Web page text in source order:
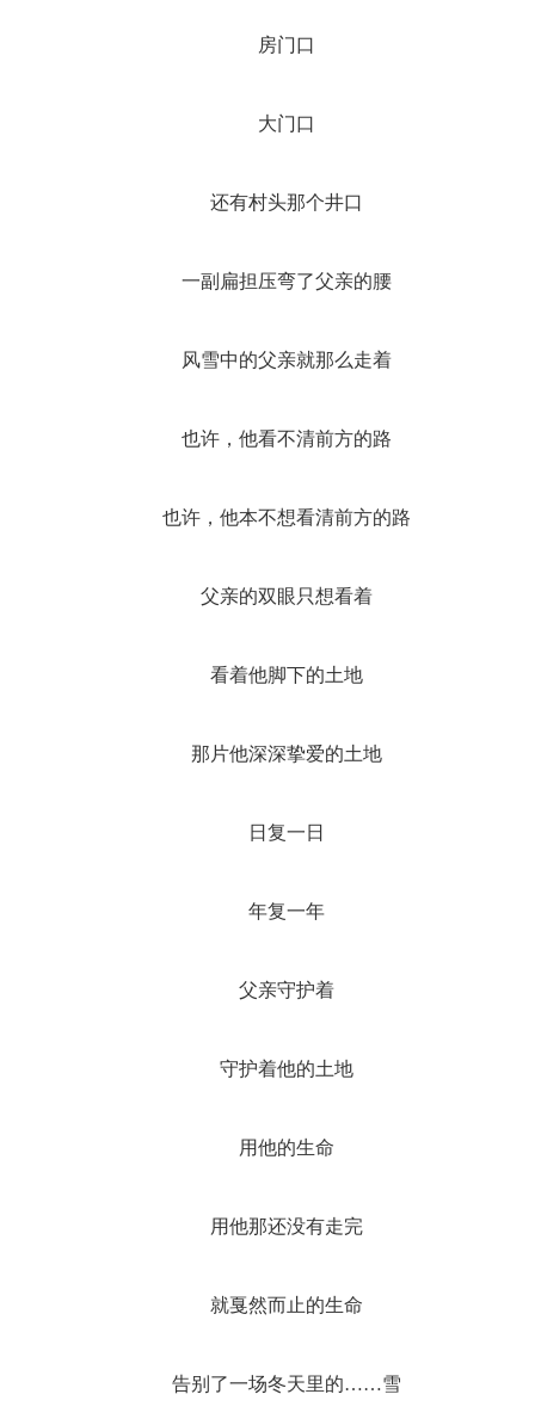
房门口
大门口
还有村头那个井口
一副扁担压弯了父亲的腰
风雪中的父亲就那么走着
也许，他看不清前方的路
也许，他本不想看清前方的路
父亲的双眼只想看着
看着他脚下的土地
那片他深深挚爱的土地
日复一日
年复一年
父亲守护着
守护着他的土地
用他的生命
用他那还没有走完
就戛然而止的生命
告别了一场冬天里的……雪